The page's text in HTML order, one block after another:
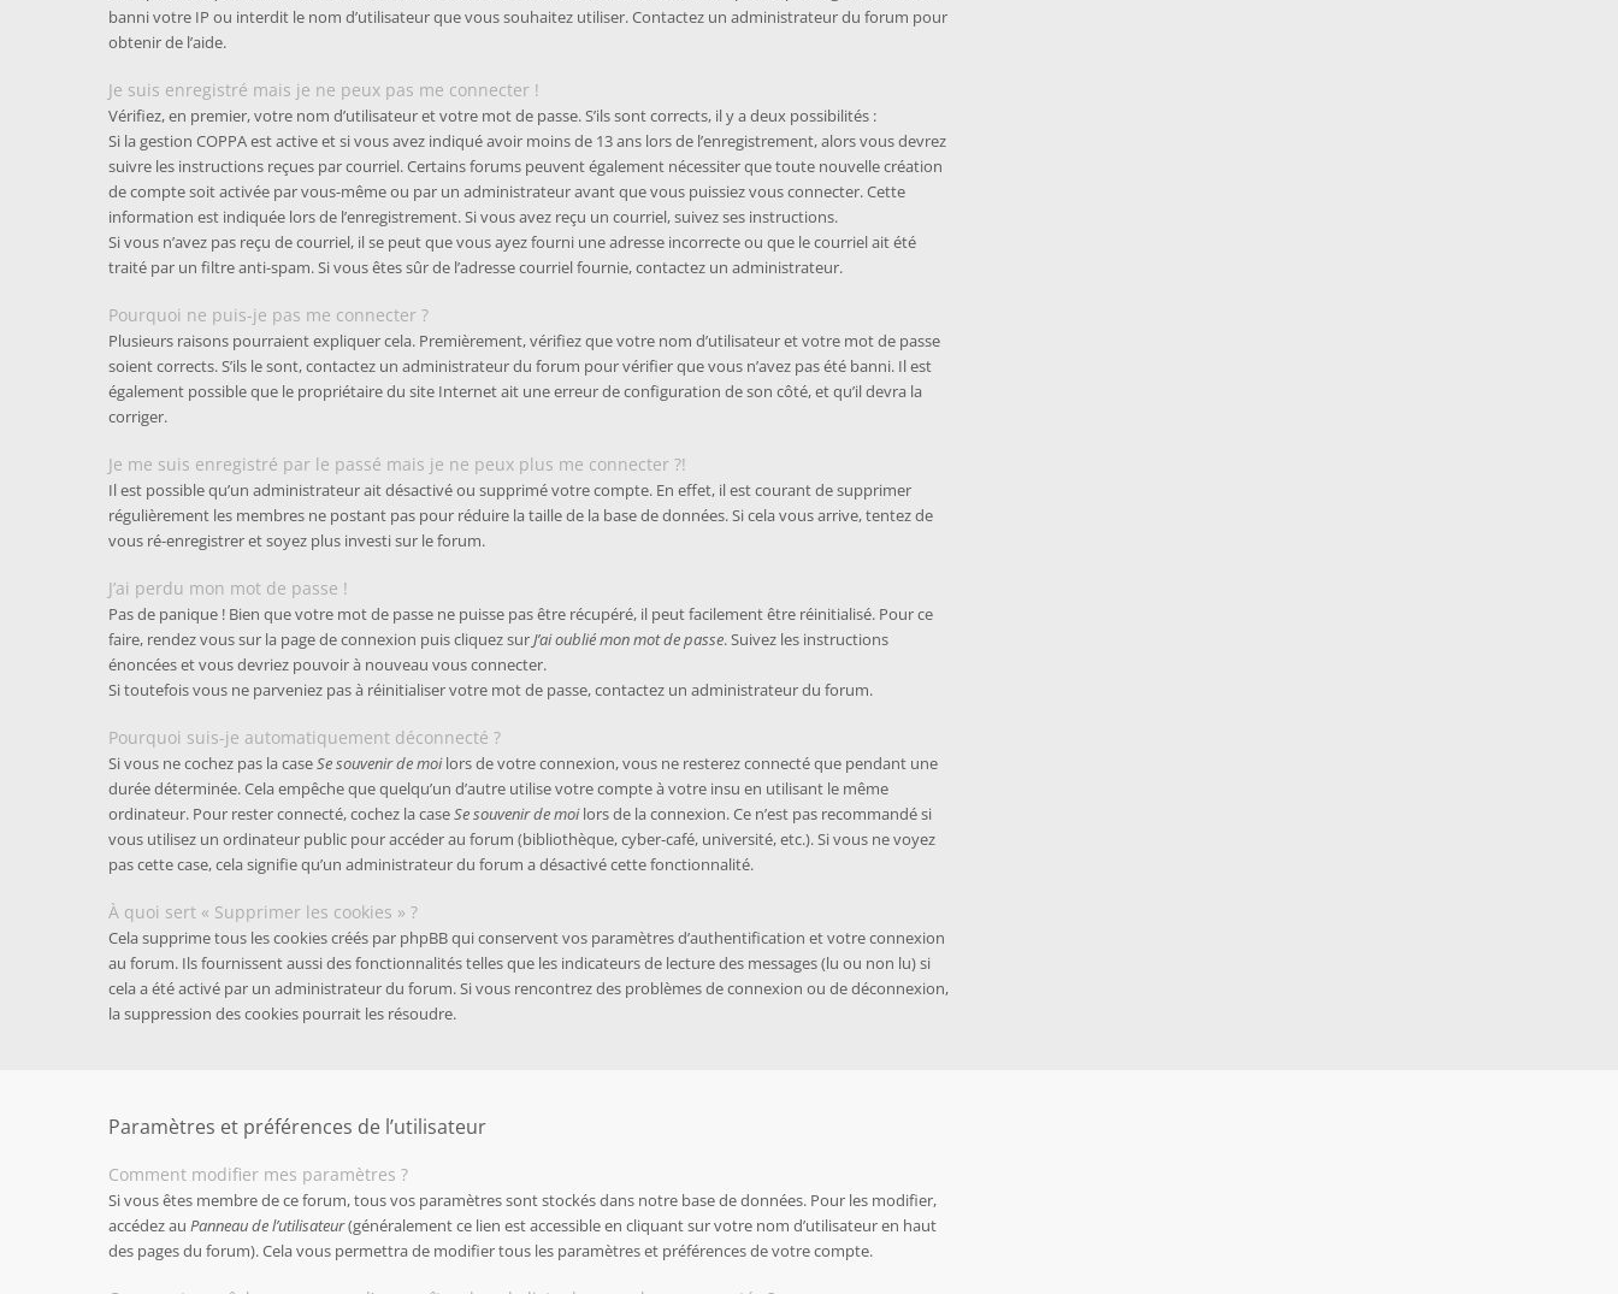
banni votre IP ou interdit le nom d’utilisateur que vous souhaitez utiliser. Contactez un administrateur du forum pour
obtenir de l’aide.
Je suis enregistré mais je ne peux pas me connecter !
Vérifiez, en premier, votre nom d’utilisateur et votre mot de passe. S’ils sont corrects, il y a deux possibilités :
Si la gestion COPPA est active et si vous avez indiqué avoir moins de 13 ans lors de l’enregistrement, alors vous devrez
suivre les instructions reçues par courriel. Certains forums peuvent également nécessiter que toute nouvelle création
de compte soit activée par vous-même ou par un administrateur avant que vous puissiez vous connecter. Cette
information est indiquée lors de l’enregistrement. Si vous avez reçu un courriel, suivez ses instructions.
Si vous n’avez pas reçu de courriel, il se peut que vous ayez fourni une adresse incorrecte ou que le courriel ait été
traité par un filtre anti-spam. Si vous êtes sûr de l’adresse courriel fournie, contactez un administrateur.
Pourquoi ne puis-je pas me connecter ?
Plusieurs raisons pourraient expliquer cela. Premièrement, vérifiez que votre nom d’utilisateur et votre mot de passe
soient corrects. S’ils le sont, contactez un administrateur du forum pour vérifier que vous n’avez pas été banni. Il est
également possible que le propriétaire du site Internet ait une erreur de configuration de son côté, et qu’il devra la
corriger.
Je me suis enregistré par le passé mais je ne peux plus me connecter ?!
Il est possible qu’un administrateur ait désactivé ou supprimé votre compte. En effet, il est courant de supprimer
régulièrement les membres ne postant pas pour réduire la taille de la base de données. Si cela vous arrive, tentez de
vous ré-enregistrer et soyez plus investi sur le forum.
J’ai perdu mon mot de passe !
Pas de panique ! Bien que votre mot de passe ne puisse pas être récupéré, il peut facilement être réinitialisé. Pour ce
faire, rendez vous sur la page de connexion puis cliquez surJ’ai oublié mon mot de passe. Suivez les instructions
énoncées et vous devriez pouvoir à nouveau vous connecter.
Si toutefois vous ne parveniez pas à réinitialiser votre mot de passe, contactez un administrateur du forum.
Pourquoi suis-je automatiquement déconnecté ?
Si vous ne cochez pas la caseSe souvenir de moilors de votre connexion, vous ne resterez connecté que pendant une
durée déterminée. Cela empêche que quelqu’un d’autre utilise votre compte à votre insu en utilisant le même
ordinateur. Pour rester connecté, cochez la caseSe souvenir de moilors de la connexion. Ce n’est pas recommandé si
vous utilisez un ordinateur public pour accéder au forum (bibliothèque, cyber-café, université, etc.). Si vous ne voyez
pas cette case, cela signifie qu’un administrateur du forum a désactivé cette fonctionnalité.
À quoi sert « Supprimer les cookies » ?
Cela supprime tous les cookies créés par phpBB qui conservent vos paramètres d’authentification et votre connexion
au forum. Ils fournissent aussi des fonctionnalités telles que les indicateurs de lecture des messages (lu ou non lu) si
cela a été activé par un administrateur du forum. Si vous rencontrez des problèmes de connexion ou de déconnexion,
la suppression des cookies pourrait les résoudre.
Paramètres et préférences de l’utilisateur
Comment modifier mes paramètres ?
Si vous êtes membre de ce forum, tous vos paramètres sont stockés dans notre base de données. Pour les modifier,
accédez au Panneau de l’utilisateur(généralement ce lien est accessible en cliquant sur votre nom d’utilisateur en haut
des pages du forum). Cela vous permettra de modifier tous les paramètres et préférences de votre compte.